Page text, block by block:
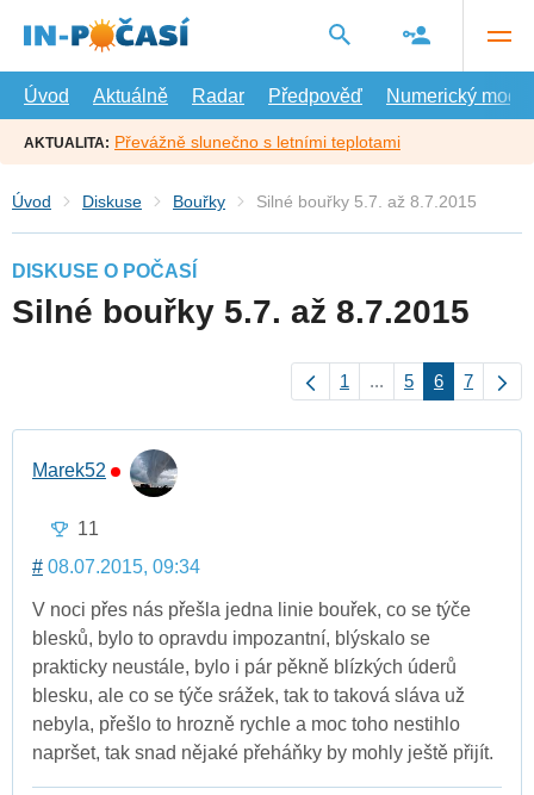
hlavní
Úvod
Aktuálně Radar Předpověď Numerický model
AKTUALITA: Převážně slunečno s letními teplotami
Úvod Diskuse Bouřky Silné bouřky 5.7. až 8.7.2015
DISKUSE O POČASÍ
Silné bouřky 5.7. až 8.7.2015
1 ... 5 6 7
Marek52
11
# 08.07.2015, 09:34
V noci přes nás přešla jedna linie bouřek, co se týče
blesků, bylo to opravdu impozantní, blýskalo se
prakticky neustále, bylo i pár pěkně blízkých úderů
blesku, ale co se týče srážek, tak to taková sláva už
nebyla, přešlo to hrozně rychle a moc toho nestihlo
napršet, tak snad nějaké přeháňky by mohly ještě přijít.